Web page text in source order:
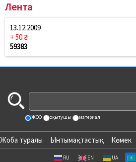
Лента
13.12.2009
+ 50 ₴
59383
ЖОО оқытушы материал
Жоба туралы Ынтымақтастық Көмек
RU EN UA